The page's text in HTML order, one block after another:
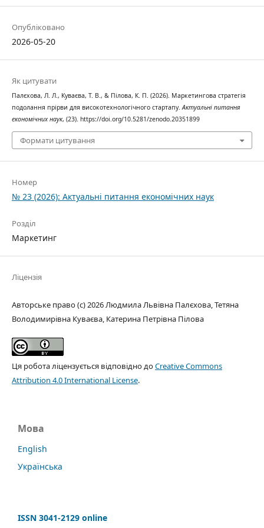
Опубліковано
2026-05-20
Як цитувати
Палєхова, Л. Л., Куваєва, Т. В., & Пілова, К. П. (2026). Маркетингова стратегія
подолання прірви для високотехнологічного стартапу.Актуальні питання
економічних наук, (23). https://doi.org/10.5281/zenodo.20351899
Формати цитування
Номер
№ 23 (2026): Актуальні питання економічних наук
Розділ
Маркетинг
Ліцензія
Авторське право (c) 2026 Людмила Львівна Палєхова, Тетяна
Володимирівна Куваєва, Катерина Петрівна Пілова
Ця робота ліцензується відповідно доCreative Commons
Attribution 4.0 International License.
Мова
English
Українська
ISSN 3041-2129 online